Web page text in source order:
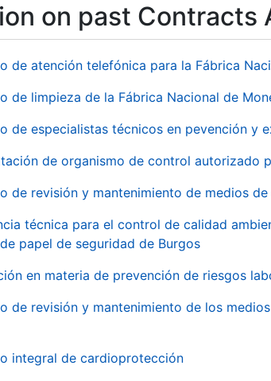
on past Contracts
de atención telefónica para la Fábrica
de limpieza de la Fábrica Nacional de
de especialistas técnicos en pevención y
de organismo de control autorizado
de revisión y mantenimiento de medios
técnica para el control de calidad
papel de seguridad de Burgos
en materia de prevención de riesgos
de revisión y mantenimiento de los
integral de cardioprotección